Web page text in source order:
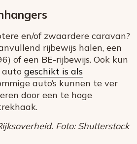
en/of zwaardere caravan?
rijbewijs halen, een
of een BE-rijbewijs. Ook kun
auto geschikt is als
auto’s kunnen te ver
door een te hoge
Foto: Shutterstock